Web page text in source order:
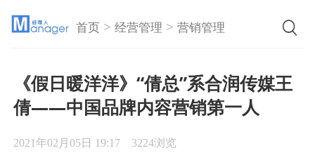
首页 >经营管理 >营销管理
《假日暖洋洋》“倩总”系合润传媒王
倩——中国品牌内容营销第一人
2021年02月05日 19:17 3224浏览